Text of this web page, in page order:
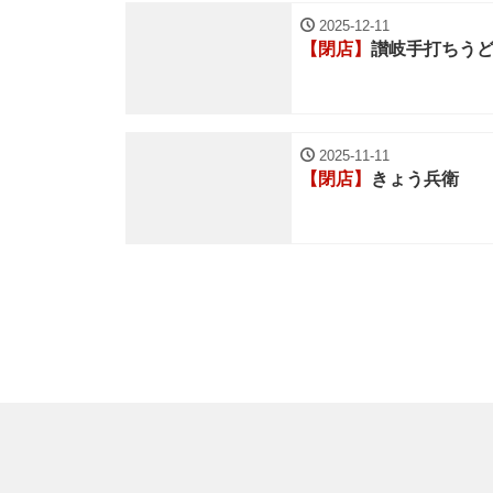
2025-12-11
【閉店】 讃岐手打ちう
2025-11-11
【閉店】 きょう兵衛